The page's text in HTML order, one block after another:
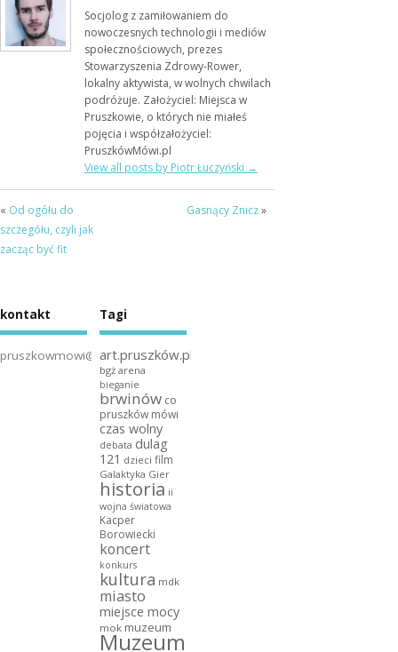
Socjolog z zamiłowaniem do
nowoczesnych technologii i mediów
społecznościowych, prezes
Stowarzyszenia Zdrowy-Rower,
lokalny aktywista, w wolnych chwilach
podróżuje. Założyciel: Miejsca w
Pruszkowie, o których nie miałeś
pojęcia i współzałożyciel:
PruszkówMówi.pl
View all posts by Piotr Łuczyński →
« Od ogółu do
szczegółu, czyli jak
zacząc być fit
Gasnący Znicz»
kontakt
pruszkowmowi@gmail.com
Tagi
art.pruszków.pl
bgż arena
bieganie
brwinów co
pruszków mówi
czas wolny
debata dulag
121 dzieci film
Galaktyka Gier
historia ii
wojna światowa
Kacper
Borowiecki
koncert
konkurs
kultura mdk
miasto
miejsce mocy
mok muzeum
Muzeum